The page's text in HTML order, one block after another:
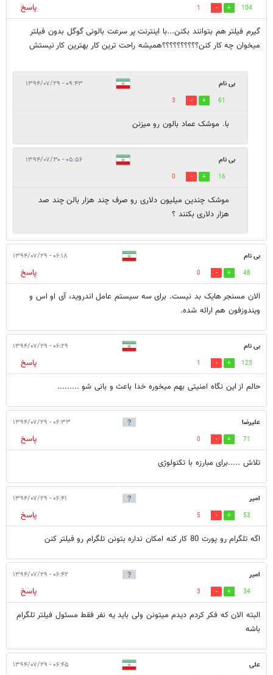
104
1
پاسخ
گیرم فیلتر هم بتوانند بکنن...با اینترنت پر سرعت بالونی گوگل بدون فیلتر
میخوان چه کار کنن؟؟؟؟؟؟؟؟؟؟همیشه راحت ترین کار بهترین کار نیستش
بی نام ۰۹:۴۳ - ۱۳۹۴/۰۷/۲۹
61
3
با. موشک عماد بالون رو میزنن
بی نام ۰۵:۵۶ - ۱۳۹۴/۰۷/۳۰
16
0
موشک چندین میلیون دلاری رو صرف چند هزار بالن چند صد
هزار دلاری بکنند ؟
بی نام ۰۶:۱۸ - ۱۳۹۴/۰۷/۲۹
48
0
پاسخ
الان مسنجر هایک بد نیست. برای سه سیستم عامل اندروید، آی او اس و
ویندوزفون هم ارائه شده.
بی نام ۰۶:۲۹ - ۱۳۹۴/۰۷/۲۹
123
1
پاسخ
حالم از این نگاه امنیتی بهم میخوره خدا باعث و بانی شو .........
علیرضا ۰۶:۳۳ - ۱۳۹۴/۰۷/۲۹
71
0
پاسخ
تلاش .....برای مبارزه با تکنولوژی
امیر ۰۶:۴۱ - ۱۳۹۴/۰۷/۲۹
53
5
پاسخ
اگه تلگرام رو پورت 80 کار کنه امکان نداره بتونن تلگرام رو فیلتر کنن
امیر ۰۶:۴۲ - ۱۳۹۴/۰۷/۲۹
34
3
پاسخ
البته الان که فکر کردم دیدم میتونن ولی باید یه نفر فقط مسئول فیلتر تلگرام
باشه
علی ۰۶:۴۵ - ۱۳۹۴/۰۷/۲۹